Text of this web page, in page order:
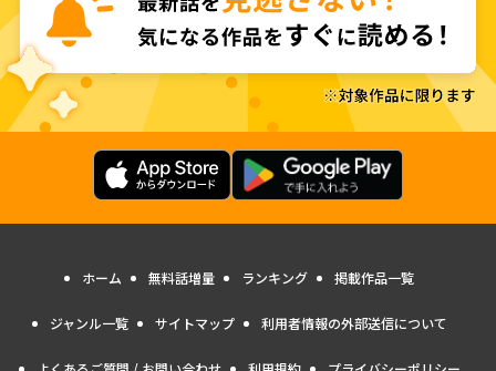
ホーム 無料話増量 ランキング 掲載作品一覧
ジャンル一覧 サイトマップ 利用者情報の外部送信について